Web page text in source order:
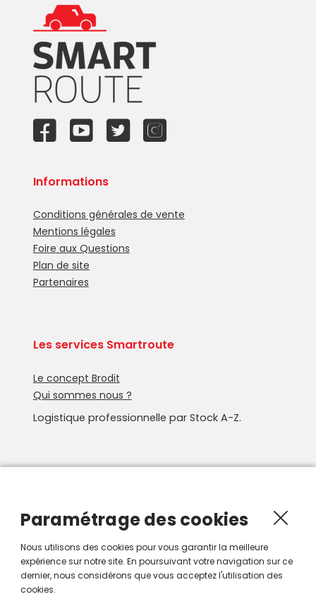
Informations
Conditions générales de vente
Mentions légales
Foire aux Questions
Plan de site
Partenaires
Les services Smartroute
Le concept Brodit
Qui sommes nous ?
Logistique professionnelle par Stock A-Z.
Recevoir les nouveautés Smartroute par e-mail.
Paramétrage des cookies
Nous utilisons des cookies pour vous garantir la meilleure
expérience sur notre site. En poursuivant votre navigation sur ce
dernier, nous considérons que vous acceptez l'utilisation des
cookies.